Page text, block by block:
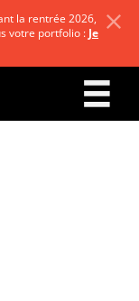
la rentrée 2026,
votre portfolio : Je